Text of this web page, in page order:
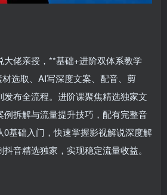
佬亲授，**基础+进阶双体系教学
选取、AI写深度文案、配音、剪
布全流程。进阶课聚焦精选独家文
例拆解与流量提升技巧，配有完整音
0基础入门，快速掌握影视解说深度解
音精选独家，实现稳定流量收益。